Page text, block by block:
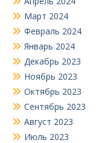
Март 2024
Февраль 2024
Январь 2024
Декабрь 2023
Ноябрь 2023
Октябрь 2023
Сентябрь 2023
Август 2023
Июль 2023